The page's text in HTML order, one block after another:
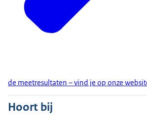
de meetresultaten – vind je op onze
Hoort bij